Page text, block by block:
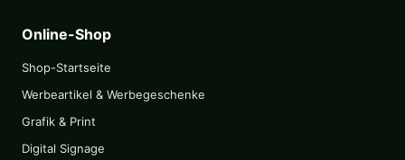
Online-Shop
Shop-Startseite
Werbeartikel & Werbegeschenke
Grafik & Print
Digital Signage